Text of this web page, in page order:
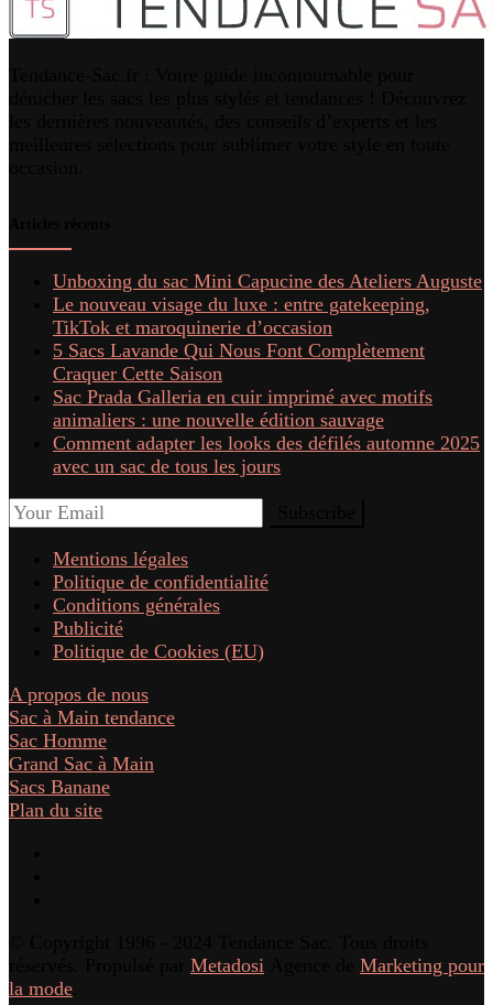
Unboxing du sac Mini Capucine des Ateliers Auguste
Le nouveau visage du luxe : entre gatekeeping,
TikTok et maroquinerie d’occasion
5 Sacs Lavande Qui Nous Font Complètement
Craquer Cette Saison
Sac Prada Galleria en cuir imprimé avec motifs
animaliers : une nouvelle édition sauvage
Comment adapter les looks des défilés automne 2025
avec un sac de tous les jours
Mentions légales
Politique de confidentialité
Conditions générales
Publicité
Politique de Cookies (EU)
A propos de nous
Sac à Main tendance
Sac Homme
Grand Sac à Main
Sacs Banane
Plan du site
Metadosi
Marketing pour
la mode